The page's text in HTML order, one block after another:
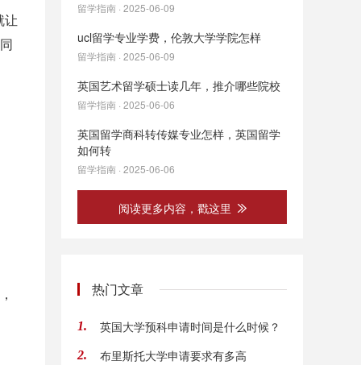
让
留学指南 · 2025-06-09
ucl留学专业学费，伦敦大学学院怎样
留学指南 · 2025-06-09
英国艺术留学硕士读几年，推介哪些院校
留学指南 · 2025-06-06
英国留学商科转传媒专业怎样，英国留学
如何转
留学指南 · 2025-06-06
阅读更多内容，戳这里
热门文章
1. 英国大学预科申请时间是什么时候？
2. 布里斯托大学申请要求有多高